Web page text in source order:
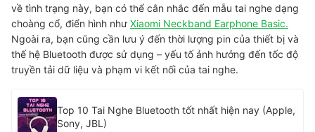
về tình trạng này, bạn có thể cân nhắc đến mẫu tai nghe dạng
choàng cổ, điển hình như Xiaomi Neckband Earphone Basic.
Ngoài ra, bạn cũng cần lưu ý đến thời lượng pin của thiết bị và
thế hệ Bluetooth được sử dụng – yếu tố ảnh hưởng đến tốc độ
truyền tải dữ liệu và phạm vi kết nối của tai nghe.
Top 10 Tai Nghe Bluetooth tốt nhất hiện nay (Apple,
Sony, JBL)